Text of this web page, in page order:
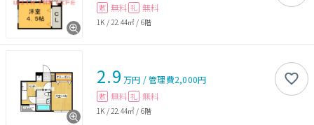
敷 無料 礼 無料
1K / 22.44㎡ / 6階
2.9 万円 /管理費2,000円
敷 無料 礼 無料
1K / 22.44㎡ / 6階